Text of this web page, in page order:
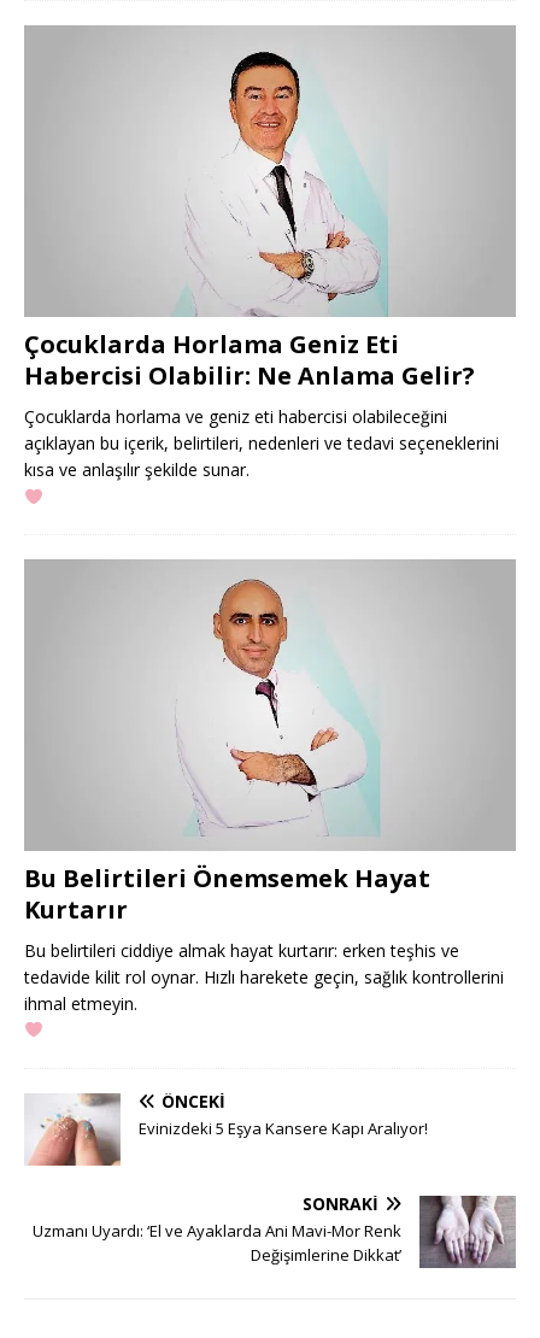
Çocuklarda Horlama Geniz Eti
Habercisi Olabilir: Ne Anlama Gelir?
Çocuklarda horlama ve geniz eti habercisi olabileceğini
açıklayan bu içerik, belirtileri, nedenleri ve tedavi seçeneklerini
kısa ve anlaşılır şekilde sunar.
Bu Belirtileri Önemsemek Hayat
Kurtarır
Bu belirtileri ciddiye almak hayat kurtarır: erken teşhis ve
tedavide kilit rol oynar. Hızlı harekete geçin, sağlık kontrollerini
ihmal etmeyin.
ÖNCEKI
Evinizdeki 5 Eşya Kansere Kapı Aralıyor!
SONRAKI
Uzmanı Uyardı: ‘El ve Ayaklarda Ani Mavi-Mor Renk
Değişimlerine Dikkat’